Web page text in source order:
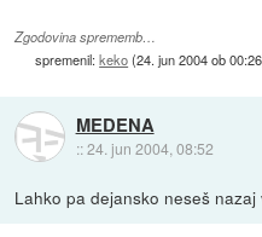
Zgodovina sprememb…
spremenil:keko(24. jun 2004 ob 00:26
MEDENA
::24. jun 2004, 08:52
Lahko pa dejansko neseš